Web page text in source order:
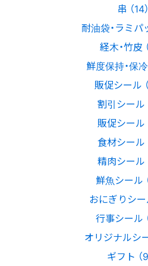
串 （14）
耐油袋・ラミパ
経木・竹皮
鮮度保持・保冷
販促シール
割引シール
販促シール
食材シール
精肉シール
鮮魚シール
おにぎりシー
行事シール
オリジナルシー
ギフト （